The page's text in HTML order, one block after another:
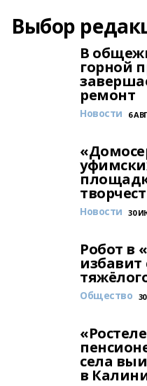
Выбор
В
горной
ремонт
Новости 6
Новости 30
Робот в
избавит
Общество
села
в